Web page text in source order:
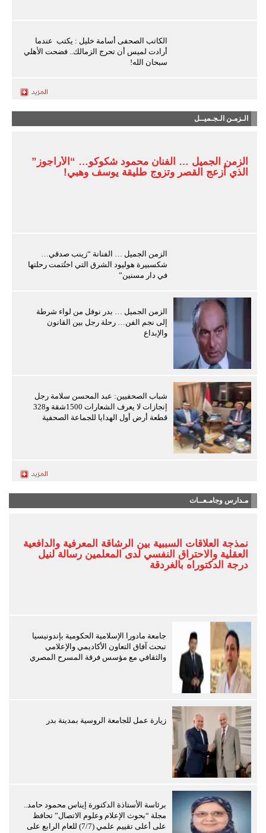
الكاتب الصحفى أسامة خليل : يكتب عندما
أرادت لميس أن تحرج الزمالك.. فضحت الأهلي
سبحان الله!
الـزمـن الـجـميــل
الزمن الجميل … الفنان محمود شكوكو… “الأراجوز”
الذي أزعج القصر وتزوج طليقة يوسف وهبي!
الزمن الجميل … الفنانة “زينب صدقي…
شكسبيرة هوليود الشرق التي اختُتمت رحلتها
في دار مسنين”
الزمن الجميل … بدر نوفل من لواء شرطة
إلى نجم الفن… رحلة رجل بين القانون
والإبداع
شباب الصحفيين: عبد المحسن سلامة رجل
إنجازات لا يعرف الشعارات 1500شقة و328
قطعة أرض أول الهدايا للجماعة الصحفية
مـدارس وجامـعــات
نمذجة العلاقات السببية بين الرشاقة المعرفية والدافعية
العقلية والاحتراق النفسي لدى المعلمين رسالة لنيل
درجة الدكتوراه بالغردقة
جامعة مادورا الإسلامية الحكومية بإندونيسيا
تبحث آفاق التعاون الأكاديمي والإعلامي
والثقافي مع مؤسس فرقة المسرح المصري
زيارة عمل للجامعة الروسية بمدينة بدر
برئاسة الأستاذة الدكتورة إيناس محمود حامد..
مجلة “بحوث الإعلام وعلوم الاتصال” تحافظ
على أعلى تقييم علمي (7/7) للعام الرابع على